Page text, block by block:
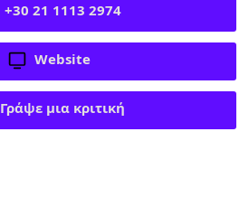
+30 21 1113 2974
Website
Γράψε μια κριτική